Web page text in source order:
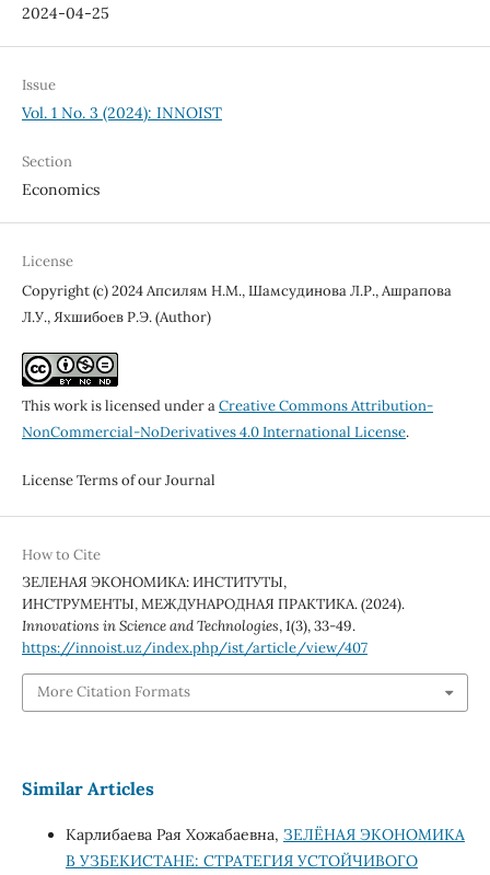
2024-04-25
Issue
Vol. 1 No. 3 (2024): INNOIST
Section
Economics
License
Copyright (c) 2024 Апсилям Н.М., Шамсудинова Л.Р., Ашрапова
Л.У., Яхшибоев Р.Э. (Author)
This work is licensed under aCreative Commons Attribution-
NonCommercial-NoDerivatives 4.0 International License.
License Terms of our Journal
How to Cite
ЗЕЛЕНАЯ ЭКОНОМИКА: ИНСТИТУТЫ,
ИНСТРУМЕНТЫ, МЕЖДУНАРОДНАЯ ПРАКТИКА. (2024).
Innovations in Science and Technologies,1(3), 33-49.
https://innoist.uz/index.php/ist/article/view/407
More Citation Formats
Similar Articles
Карлибаева Рая Хожабаевна, ЗЕЛЁНАЯ ЭКОНОМИКА
В УЗБЕКИСТАНЕ: СТРАТЕГИЯ УСТОЙЧИВОГО